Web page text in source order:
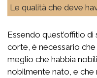
Le qualità che deve
Essendo quest’offitio
corte, è necessario
meglio che habbia
nobilmente nato, e che